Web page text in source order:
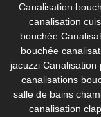
Canalisation
canalisation
bouchée
bouchée
jacuzzi Canalisation
canalisations
salle de bains
canalisation